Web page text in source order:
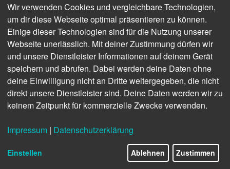
Wir verwenden Cookies und vergleichbare Technologien,
um dir diese Webseite optimal präsentieren zu können.
Einige dieser Technologien sind für die Nutzung unserer
Webseite unerlässlich. Mit deiner Zustimmung dürfen wir
und unsere Dienstleister Informationen auf deinem Gerät
speichern und abrufen. Dabei werden deine Daten ohne
deine Einwilligung nicht an Dritte weitergegeben, die nicht
direkt unsere Dienstleister sind. Deine Daten werden wir zu
keinem Zeitpunkt für kommerzielle Zwecke verwenden.
Impressum | Datenschutzerklärung
Einstellen Ablehnen Zustimmen